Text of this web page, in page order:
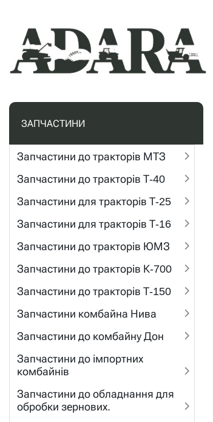
ЗАПЧАСТИНИ
Запчастини до тракторів МТЗ
Запчастини до тракторів Т-40
Запчастини для тракторів Т-25
Запчастини для тракторів Т-16
Запчастини до тракторів ЮМЗ
Запчастини до тракторів К-700
Запчастини до тракторів Т-150
Запчастини комбайна Нива
Запчастини до комбайну Дон
Запчастини до імпортних
комбайнів
Запчастини до обладнання для
обробки зернових.